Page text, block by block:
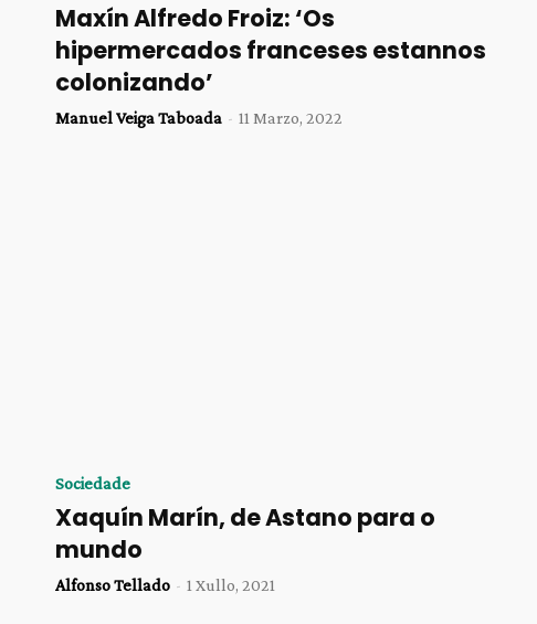
Maxín Alfredo Froiz: ‘Os
hipermercados franceses estannos
colonizando’
Manuel Veiga Taboada - 11 Marzo, 2022
Sociedade
Xaquín Marín, de Astano para o
mundo
Alfonso Tellado - 1 Xullo, 2021